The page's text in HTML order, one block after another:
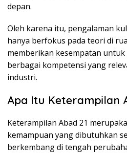
depan.
Oleh karena itu, pengalaman
hanya berfokus pada teori di
memberikan kesempatan
berbagai kompetensi yang
industri.
Apa Itu Keterampilan
Keterampilan Abad 21
kemampuan yang dibutuhkan
berkembang di tengah